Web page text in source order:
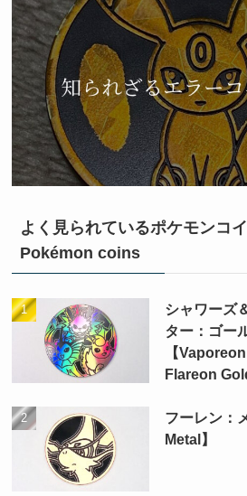
よく見られているポケモンコ
Pokémon coins
シャワーズ
ター：ゴー
【
Flareon
フーレン：
Metal】